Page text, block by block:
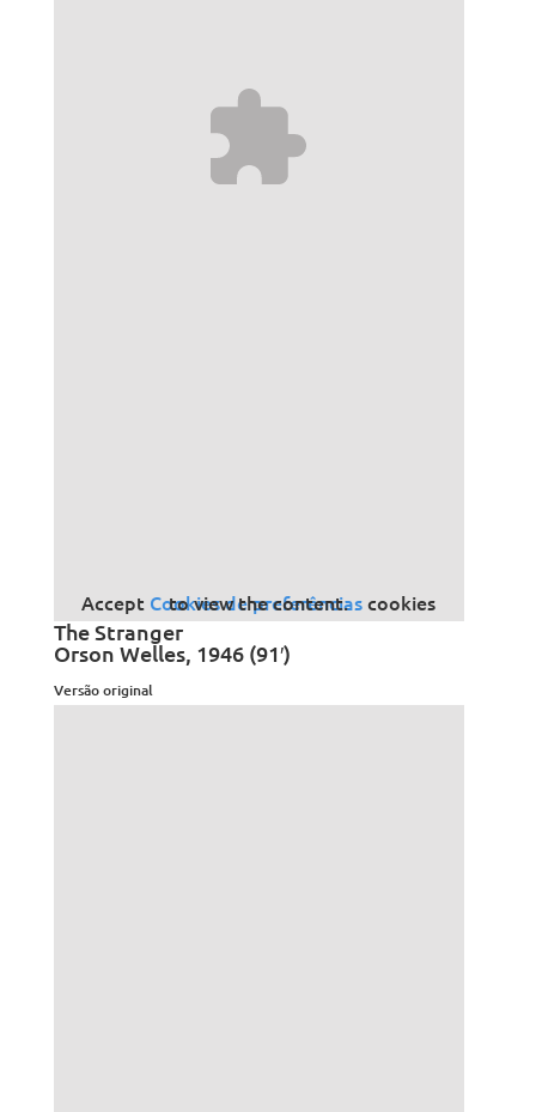
Accept Cookies de preferências
cookies to view the content.
The Stranger
Orson Welles, 1946 (91′)
Versão original